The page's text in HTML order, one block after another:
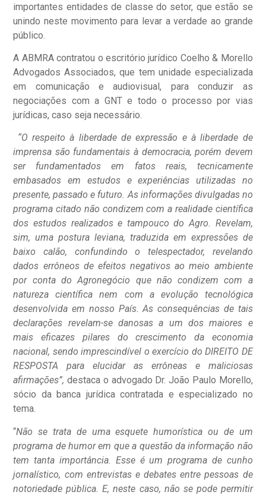
importantes entidades de classe do setor, que estão se
unindo neste movimento para levar a verdade ao grande
público.
A ABMRA contratou o escritório jurídico Coelho & Morello
Advogados Associados, que tem unidade especializada
em comunicação e audiovisual, para conduzir as
negociações com a GNT e todo o processo por vias
jurídicas, caso seja necessário.
“O respeito à liberdade de expressão e à liberdade de
imprensa são fundamentais à democracia, porém devem
ser fundamentados em fatos reais, tecnicamente
embasados em estudos e experiências utilizadas no
presente, passado e futuro. As informações divulgadas no
programa citado não condizem com a realidade científica
dos estudos realizados e tampouco do Agro. Revelam,
sim, uma postura leviana, traduzida em expressões de
baixo calão, confundindo o telespectador, revelando
dados errôneos de efeitos negativos ao meio ambiente
por conta do Agronegócio que não condizem com a
natureza científica nem com a evolução tecnológica
desenvolvida em nosso País. As consequências de tais
declarações revelam-se danosas a um dos maiores e
mais eficazes pilares do crescimento da economia
nacional, sendo imprescindível o exercício do DIREITO DE
RESPOSTA para elucidar as errôneas e maliciosas
afirmações”, destaca o advogado Dr. João Paulo Morello,
sócio da banca jurídica contratada e especializado no
tema.
“Não se trata de uma esquete humorística ou de um
programa de humor em que a questão da informação não
tem tanta importância. Esse é um programa de cunho
jornalístico, com entrevistas e debates entre pessoas de
notoriedade pública. E, neste caso, não se pode permitir